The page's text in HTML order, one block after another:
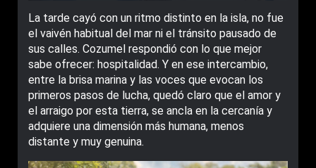
La tarde cayó con un ritmo distinto en la isla, no fue
el vaivén habitual del mar ni el tránsito pausado de
sus calles. Cozumel respondió con lo que mejor
sabe ofrecer: hospitalidad. Y en ese intercambio,
entre la brisa marina y las voces que evocan los
primeros pasos de lucha, quedó claro que el amor y
el arraigo por esta tierra, se ancla en la cercanía y
adquiere una dimensión más humana, menos
distante y muy genuina.